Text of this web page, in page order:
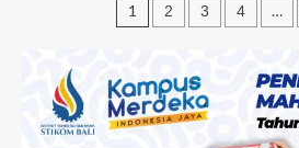
1 2 3 4 …